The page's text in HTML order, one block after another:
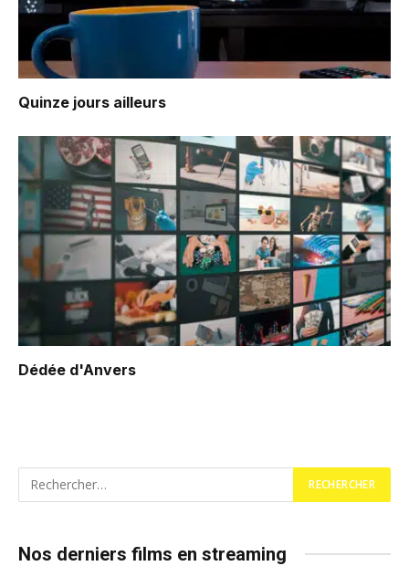
Quinze jours ailleurs
Dédée d'Anvers
Nos derniers films en streaming